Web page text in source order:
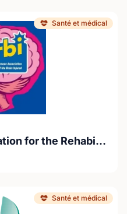
Santé et médical
Saskatchewan Association for the Rehabilitation of the Brain Injured (SARBI)
Santé et médical